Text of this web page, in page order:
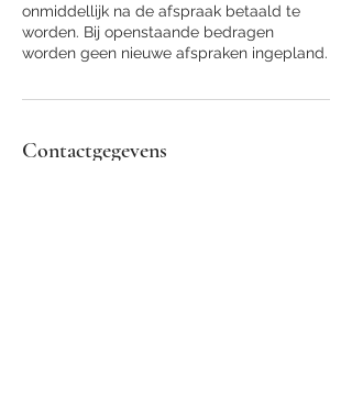
onmiddellijk na de afspraak betaald te
worden. Bij openstaande bedragen
worden geen nieuwe afspraken ingepland.
Contactgegevens